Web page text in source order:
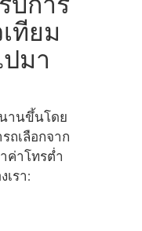
ทียม
มา
านขึ้นโดย
ถเลือกจาก
ค่าโทรต่ำ
รา: